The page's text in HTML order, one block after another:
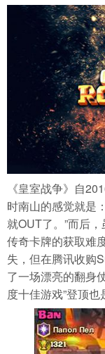
《皇室战争》自
时南山的感觉就是
就OUT了。”而后
传奇卡牌的获取难
失，但在腾讯收购
了一场漂亮的翻身
度十佳游戏”登顶也